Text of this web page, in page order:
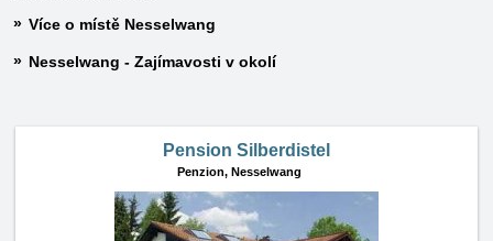
Více o místě Nesselwang
Nesselwang - Zajímavosti v okolí
Pension Silberdistel
Penzion, Nesselwang